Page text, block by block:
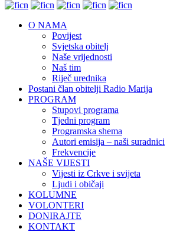
O NAMA
Povijest
Svjetska obitelj
Naše vrijednosti
Naš tim
Riječ urednika
Postani član obitelji Radio Marija
PROGRAM
Stupovi programa
Tjedni program
Programska shema
Autori emisija – naši suradnici
Frekvencije
NAŠE VIJESTI
Vijesti iz Crkve i svijeta
Ljudi i običaji
KOLUMNE
VOLONTERI
DONIRAJTE
KONTAKT